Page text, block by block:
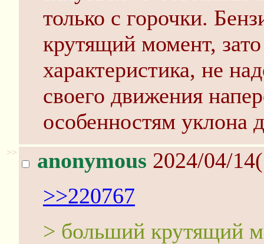
только с горочки.
крутящий момент,
характеристика, не
своего движения
особенностям уклона
>> anonymous 2024/04/
>>220767
> больший крутящий